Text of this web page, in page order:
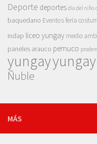
Deporte deportes dia del niño
baquedano Eventosferia
indap liceo yungay medio
paneles arauco pemuco
yungay
Ñuble
MÁS